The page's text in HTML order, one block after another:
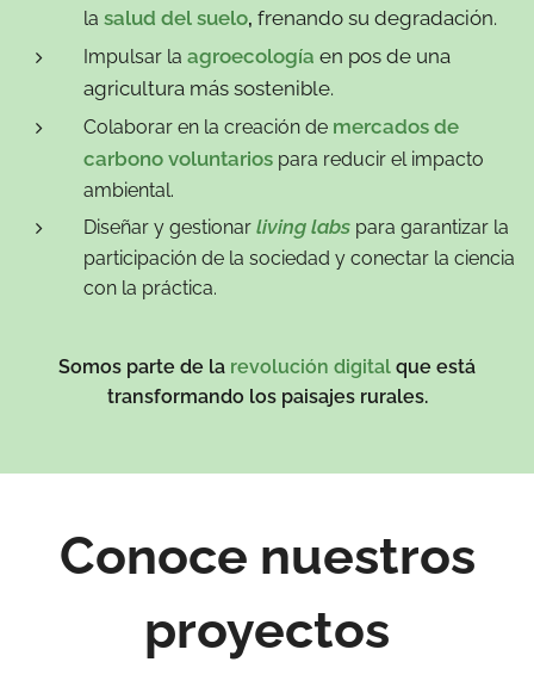
la salud del suelo, frenando su degradación.
Impulsar la agroecología en pos de una
agricultura más sostenible.
Colaborar en la creación de mercados de
carbono voluntarios para reducir el impacto
ambiental.
Diseñar y gestionar living labs para garantizar la
participación de la sociedad y conectar la ciencia
con la práctica.
Somos parte de la revolución digital que está
transformando los paisajes rurales.
Conoce nuestros
proyectos